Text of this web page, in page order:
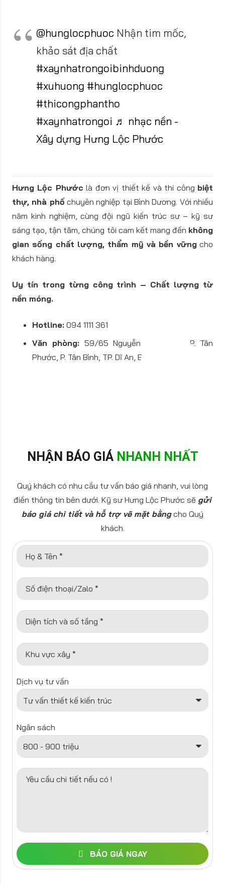
@hunglocphuoc Nhận tim mốc,
khảo sát địa chất
#xaynhatrongoibinhduong
#xuhuong #hunglocphuoc
#thicongphantho
#xaynhatrongoi ♬ nhạc nền -
Xây dựng Hưng Lộc Phước
Hưng Lộc Phước là đơn vị thiết kế và thi công biệt
thự, nhà phố chuyên nghiệp tại Bình Dương. Với nhiều
năm kinh nghiệm, cùng đội ngũ kiến trúc sư – kỹ sư
sáng tạo, tận tâm, chúng tôi cam kết mang đến không
gian sống chất lượng, thẩm mỹ và bền vữngcho
khách hàng.
Uy tín trong từng công trình – Chất lượng từ
nền móng.
Hotline: 094 1111 361
Văn phòng: 59/65 Nguyễn Thị Tươi, KP. Tân
Phước, P. Tân Bình, TP. Dĩ An, Bình Dương
NHẬN BÁO GIÁ NHANH NHẤT
Quý khách có nhu cầu tư vấn báo giá nhanh, vui lòng
điền thông tin bên dưới. Kỹ sư Hưng Lộc Phước sẽ gửi
báo giá chi tiết và hỗ trợ vẽ mặt bằngcho Quý
khách.
Họ & Tên *
Số điện thoại/Zalo *
Diện tích và số tầng *
Khu vực xây *
Dịch vụ tư vấn
Ngân sách
Yêu cầu chi tiết nếu có !
BÁO GIÁ NGAY